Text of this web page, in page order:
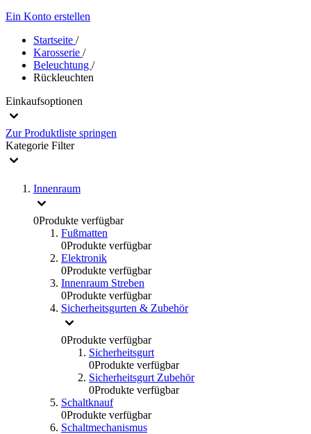
Ein Konto erstellen
Startseite /
Karosserie /
Beleuchtung /
Rückleuchten
Einkaufsoptionen
Zur Produktliste springen
Kategorie Filter
Innenraum
0Produkte verfügbar
Fußmatten
0Produkte verfügbar
Elektronik
0Produkte verfügbar
Innenraum Streben
0Produkte verfügbar
Sicherheitsgurten & Zubehör
0Produkte verfügbar
Sicherheitsgurt
0Produkte verfügbar
Sicherheitsgurt Zubehör
0Produkte verfügbar
Schaltknauf
0Produkte verfügbar
Schaltmechanismus